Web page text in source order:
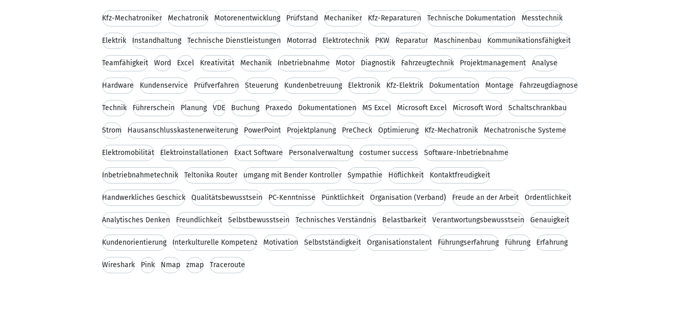
Kfz-Mechatroniker Mechatronik Motorenentwicklung Prüfstand Mechaniker Kfz-Reparaturen Technische Dokumentation Messtechnik
Elektrik Instandhaltung Technische Dienstleistungen Motorrad Elektrotechnik PKW Reparatur Maschinenbau Kommunikationsfähigkeit
Teamfähigkeit Word Excel Kreativität Mechanik Inbetriebnahme Motor Diagnostik Fahrzeugtechnik Projektmanagement Analyse
Hardware Kundenservice Prüfverfahren Steuerung Kundenbetreuung Elektronik Kfz-Elektrik Dokumentation Montage Fahrzeugdiagnose
Technik Führerschein Planung VDE Buchung Praxedo Dokumentationen MS Excel Microsoft Excel Microsoft Word Schaltschrankbau
Strom Hausanschlusskastenerweiterung PowerPoint Projektplanung PreCheck Optimierung Kfz-Mechatronik Mechatronische Systeme
Elektromobilität Elektroinstallationen Exact Software Personalverwaltung costumer success Software-Inbetriebnahme
Inbetriebnahmetechnik Teltonika Router umgang mit Bender Kontroller Sympathie Höflichkeit Kontaktfreudigkeit
Handwerkliches Geschick Qualitätsbewusstsein PC-Kenntnisse Pünktlichkeit Organisation (Verband) Freude an der Arbeit Ordentlichkeit
Analytisches Denken Freundlichkeit Selbstbewusstsein Technisches Verständnis Belastbarkeit Verantwortungsbewusstsein Genauigkeit
Kundenorientierung Interkulturelle Kompetenz Motivation Selbstständigkeit Organisationstalent Führungserfahrung Führung Erfahrung
Wireshark Pink Nmap zmap Traceroute